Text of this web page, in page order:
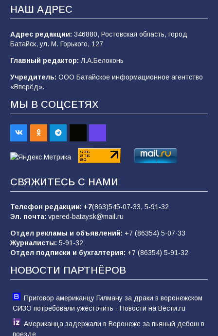
106 05.08.2026
«Мобилизация или набор?» Что на самом
2026 года
101 03.08.2026
В Батайске продолжаются дорожные работы
98 04.08.2026
пропагандистский вброс
«Слухами Москву не возьмёшь»: почему
заявления Киева о мобилизации — это
отчаяние, а не разведка
81 02.08.2026
НАШ АДРЕС
Адрес редакции: 346880, Ростовская область, город
Батайск, ул. М. Горького, 127
Главный редактор: Л.А.Белоконь
Учредитель: ООО Батайское информационное агентство
«Вперёд».
МЫ В СОЦСЕТЯХ
СВЯЖИТЕСЬ С НАМИ
Телефон редакции: +7(863)545-07-33, 5-91-32
Эл. почта: vpered-bataysk@mail.ru
Отдел рекламы и объявлений: +7 (86354) 5-07-33
Журналисты: 5-91-32
Отдел подписки и бухгалтерия: +7 (86354) 5-91-32
НОВОСТИ ПАРТНЁРОВ
Приговор американцу Гилману за драки в воронежском
СИЗО потребовали ужесточить - Новости на Вести.ru
Американца задержали в Воронеже за пьяный дебош в
поезде